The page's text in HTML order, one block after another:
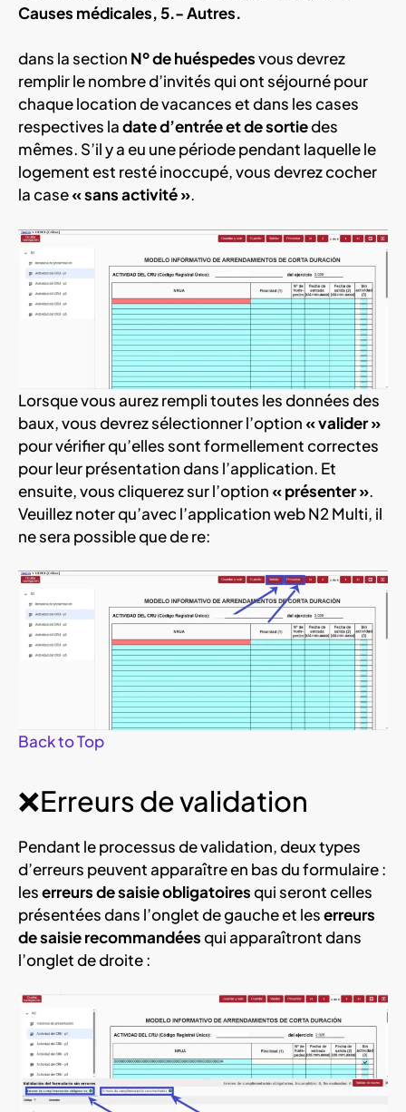
Causes médicales, 5.- Autres.
dans la section Nº de huéspedesvous devrez
remplir le nombre d’invités qui ont séjourné pour
chaque location de vacances et dans les cases
respectives ladate d’entrée et de sortiedes
mêmes. S’il y a eu une période pendant laquelle le
logement est resté inoccupé, vous devrez cocher
la case« sans activité ».
Lorsque vous aurez rempli toutes les données des
baux, vous devrez sélectionner l’option « valider »
pour vérifier qu’elles sont formellement correctes
pour leur présentation dans l’application. Et
ensuite, vous cliquerez sur l’option « présenter ».
Veuillez noter qu’avec l’application web N2 Multi, il
ne sera possible que de re:
Back to Top
❌Erreurs de validation
Pendant le processus de validation, deux types
d’erreurs peuvent apparaître en bas du formulaire :
leserreurs de saisie obligatoiresqui seront celles
présentées dans l’onglet de gauche et leserreurs
de saisie recommandéesqui apparaîtront dans
l’onglet de droite :